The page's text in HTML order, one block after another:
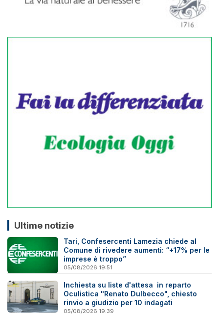
Ultime notizie
Tari, Confesercenti Lamezia chiede al
Comune di rivedere aumenti: “+17% per le
imprese è troppo”
05/08/2026 19:51
Inchiesta su liste d'attesa in reparto
Oculistica "Renato Dulbecco", chiesto
rinvio a giudizio per 10 indagati
05/08/2026 19:39